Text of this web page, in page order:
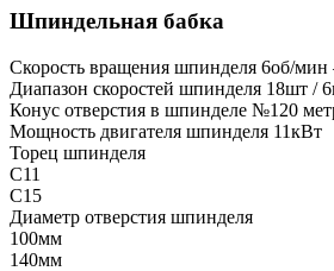
Шпиндельная бабка
Скорость вращения шпинделя 6об/
Диапазон скоростей шпинделя 18шт /
Конус отверстия в шпинделе №120
Мощность двигателя шпинделя 11кВт
Торец шпинделя
С11
C15
Диаметр отверстия шпинделя
100мм
140мм